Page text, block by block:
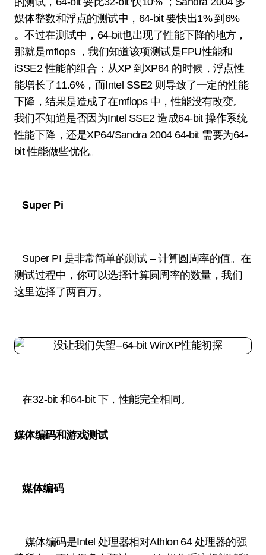
媒体整数和浮点的测试中，64-bit 要快出1% 到6%
。不过在测试中，64-bit也出现了性能下降的地方，
那就是mflops ，我们知道该项测试是FPU性能和
iSSE2 性能的组合；从XP 到XP64 的时候，浮点性
能增长了11.6%，而Intel SSE2 则导致了一定的性能
下降，结果是造成了在mflops 中，性能没有改变。
我们不知道是否因为Intel SSE2 造成64-bit 操作系统
性能下降，还是XP64/Sandra 2004 64-bit 需要为64-
bit 性能做些优化。
Super Pi
Super PI 是非常简单的测试 – 计算圆周率的值。在
测试过程中，你可以选择计算圆周率的数量，我们
这里选择了两百万。
在32-bit 和64-bit 下，性能完全相同。
媒体编码和游戏测试
媒体编码
媒体编码是Intel 处理器相对Athlon 64 处理器的强